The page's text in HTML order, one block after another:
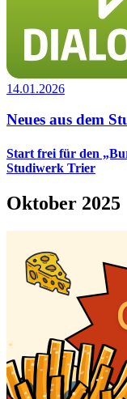
14.01.2026
Neues aus dem
Start frei für den
Studiwerk Trier
Oktober 2025